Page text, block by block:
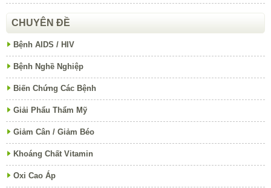
CHUYÊN ĐỀ
Bệnh AIDS / HIV
Bệnh Nghề Nghiệp
Biến Chứng Các Bệnh
Giải Phẩu Thẩm Mỹ
Giảm Cân / Giảm Béo
Khoáng Chất Vitamin
Oxi Cao Áp